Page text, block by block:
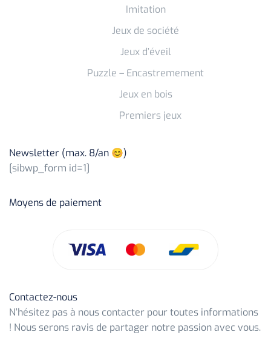
Imitation
Jeux de société
Jeux d’éveil
Puzzle – Encastremement
Jeux en bois
Premiers jeux
Newsletter (max. 8/an 😊)
[sibwp_form id=1]
Moyens de paiement
Contactez-nous
N’hésitez pas à nous contacter pour toutes informations
! Nous serons ravis de partager notre passion avec vous.